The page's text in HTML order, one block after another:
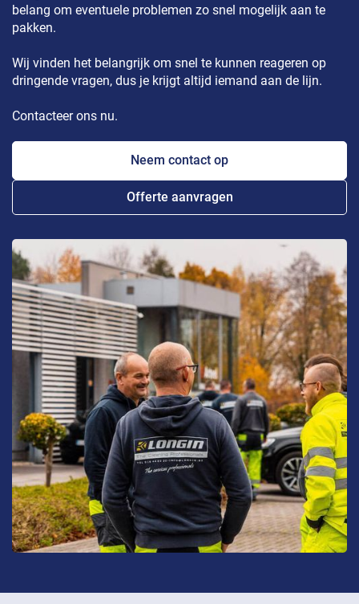
belang om eventuele problemen zo snel mogelijk aan te
pakken.
Wij vinden het belangrijk om snel te kunnen reageren op
dringende vragen, dus je krijgt altijd iemand aan de lijn.
Contacteer ons nu.
Neem contact op
Offerte aanvragen